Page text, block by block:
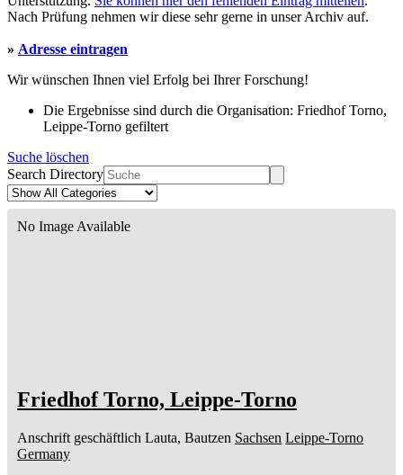
Nach Prüfung nehmen wir diese sehr gerne in unser Archiv auf.
» Adresse eintragen
Wir wünschen Ihnen viel Erfolg bei Ihrer Forschung!
Die Ergebnisse sind durch die Organisation: Friedhof Torno,
Leippe-Torno gefiltert
Suche löschen
Search Directory
No Image Available
Friedhof Torno, Leippe-Torno
Anschrift geschäftlich Lauta, Bautzen Sachsen Leippe-Torno
Germany